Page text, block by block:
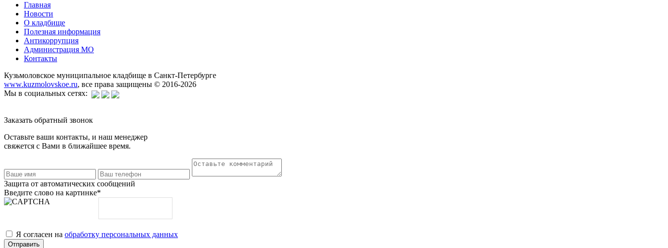
Главная
Новости
О кладбище
Полезная информация
Антикоррупция
Администрация МО
Контакты
Кузьмоловское муниципальное кладбище в Санкт-Петербурге
www.kuzmolovskoe.ru, все права защищены © 2016-2026
Мы в социальных сетях:
Заказать обратный звонок
Оставьте ваши контакты, и наш менеджер
свяжется с Вами в ближайшее время.
Защита от автоматических сообщений
Введите слово на картинке*
Я согласен на обработку персональных данных